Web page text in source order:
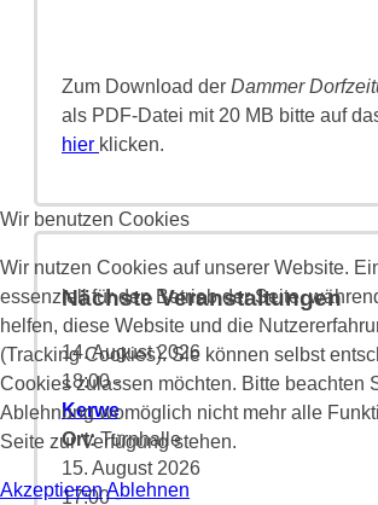
Zum Download der Dammer
als PDF-Datei mit 20 MB bitte auf
hier klicken.
Nächste Veranstaltungen
14. August 2026
18:00-
Kerwe
Ort:Turnhalle
15. August 2026
17:00-
Wir benutzen Cookies
Wir nutzen Cookies auf unserer Website.
essenziell für den Betrieb der Seite,
helfen, diese Website und die
(Tracking Cookies). Sie können selbst
Cookies zulassen möchten. Bitte beachten
Ablehnung womöglich nicht mehr alle
Seite zur Verfügung stehen.
AkzeptierenAblehnen